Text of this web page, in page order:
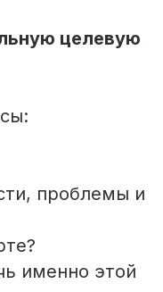
целевую
проблемы и
именно этой